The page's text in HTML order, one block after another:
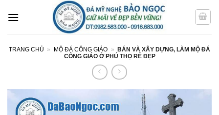
qua
TRANG CHỦ » MỘ ĐÁ CÔNG GIÁO »
BÁN VÀ XÂY DỰNG, LÀM MỘ ĐÁ
CÔNG GIÁO Ở PHÚ THỌ RẺ ĐẸP